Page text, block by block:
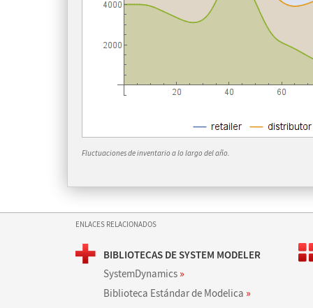
Fluctuaciones de inventario a lo largo del año.
ENLACES RELACIONADOS
BIBLIOTECAS DE SYSTEM MODELER
SystemDynamics »
Biblioteca Estándar de Modelica »